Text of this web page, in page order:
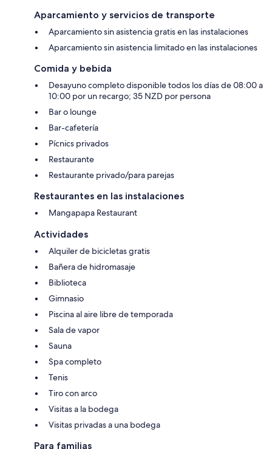
Aparcamiento y servicios de transporte
Aparcamiento sin asistencia gratis en las instalaciones
Aparcamiento sin asistencia limitado en las instalaciones
Comida y bebida
Desayuno completo disponible todos los días de 08:00 a
10:00 por un recargo; 35 NZD por persona
Bar o lounge
Bar-cafetería
Pícnics privados
Restaurante
Restaurante privado/para parejas
Restaurantes en las instalaciones
Mangapapa Restaurant
Actividades
Alquiler de bicicletas gratis
Bañera de hidromasaje
Biblioteca
Gimnasio
Piscina al aire libre de temporada
Sala de vapor
Sauna
Spa completo
Tenis
Tiro con arco
Visitas a la bodega
Visitas privadas a una bodega
Para familias